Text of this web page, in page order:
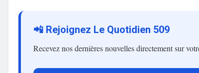
📲 Rejoignez Le Quotidien 509
Recevez nos dernières nouvelles directement sur